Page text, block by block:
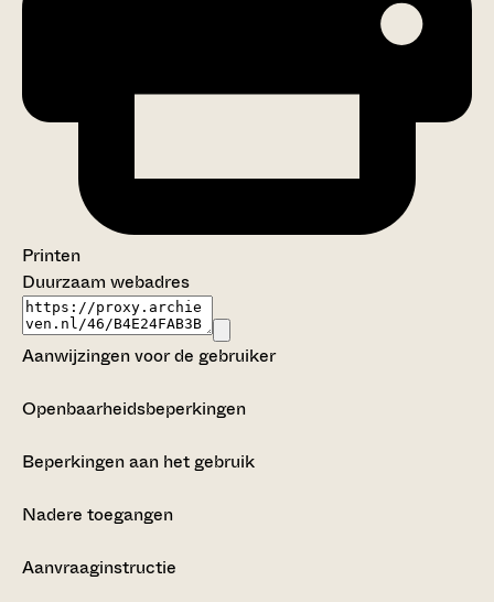
Printen
Duurzaam webadres
Aanwijzingen voor de gebruiker
Openbaarheidsbeperkingen
Beperkingen aan het gebruik
Nadere toegangen
Aanvraaginstructie